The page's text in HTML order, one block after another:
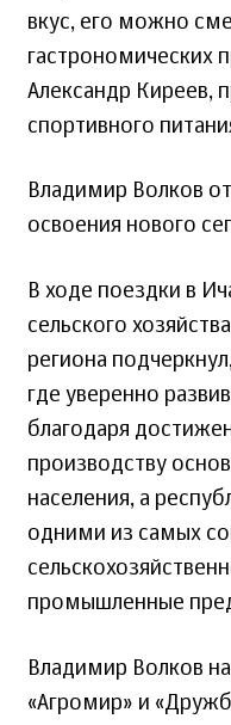
вкус, его можно
гастрономических
Александр Киреев,
спортивного
Владимир Волков
освоения нового
В ходе поездки в
сельского
региона
где уверенно
благодаря
производству
населения, а
одними из самых
промышленные
Владимир Волков
«Агромир» и